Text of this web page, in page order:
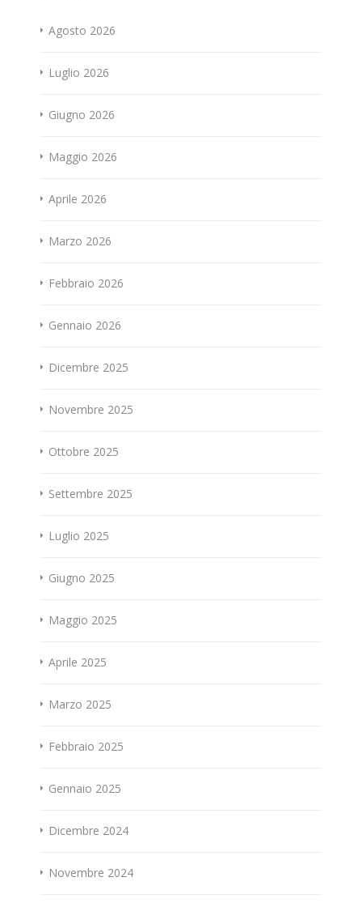
Agosto 2026
Luglio 2026
Giugno 2026
Maggio 2026
Aprile 2026
Marzo 2026
Febbraio 2026
Gennaio 2026
Dicembre 2025
Novembre 2025
Ottobre 2025
Settembre 2025
Luglio 2025
Giugno 2025
Maggio 2025
Aprile 2025
Marzo 2025
Febbraio 2025
Gennaio 2025
Dicembre 2024
Novembre 2024